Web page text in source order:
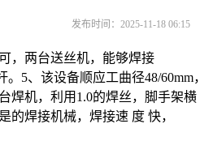
发布时间：2025-11-18 06:15
两台送丝机，能够焊接
。5、该设备顺应工曲径48/60mm，
焊机，利用1.0的焊丝，脚手架横
的焊接机械，焊接速 度 快，